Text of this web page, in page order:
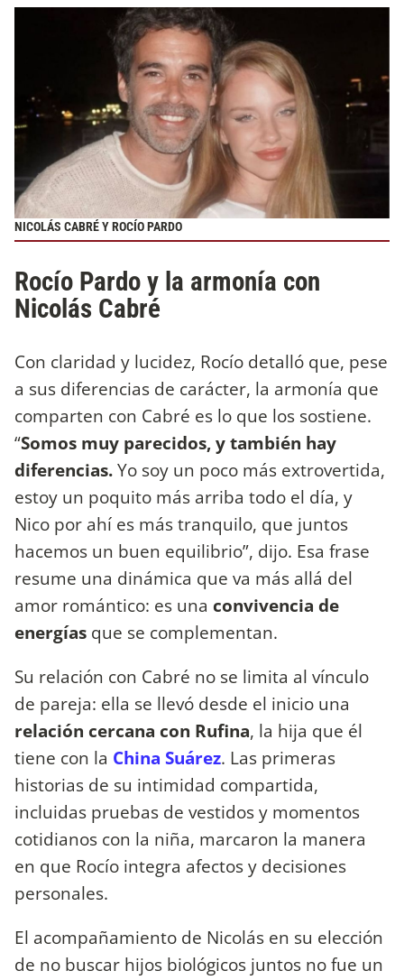
NICOLÁS CABRÉ Y ROCÍO PARDO
Rocío Pardo y la armonía con
Nicolás Cabré
Con claridad y lucidez, Rocío detalló que, pese
a sus diferencias de carácter, la armonía que
comparten con Cabré es lo que los sostiene.
“Somos muy parecidos, y también hay
diferencias.Yo soy un poco más extrovertida,
estoy un poquito más arriba todo el día, y
Nico por ahí es más tranquilo, que juntos
hacemos un buen equilibrio”, dijo. Esa frase
resume una dinámica que va más allá del
amor romántico: es una convivencia de
energías que se complementan.
Su relación con Cabré no se limita al vínculo
de pareja: ella se llevó desde el inicio una
relación cercana con Rufina, la hija que él
tiene con la China Suárez. Las primeras
historias de su intimidad compartida,
incluidas pruebas de vestidos y momentos
cotidianos con la niña, marcaron la manera
en que Rocío integra afectos y decisiones
personales.
El acompañamiento de Nicolás en su elección
de no buscar hijos biológicos juntos no fue un